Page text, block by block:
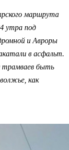
маршрута
утра под
и Авроры
в асфальт.
трамваев быть
как